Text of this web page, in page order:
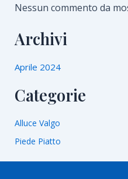
Nessun commento da
Archivi
Aprile 2024
Categorie
Alluce Valgo
Piede Piatto